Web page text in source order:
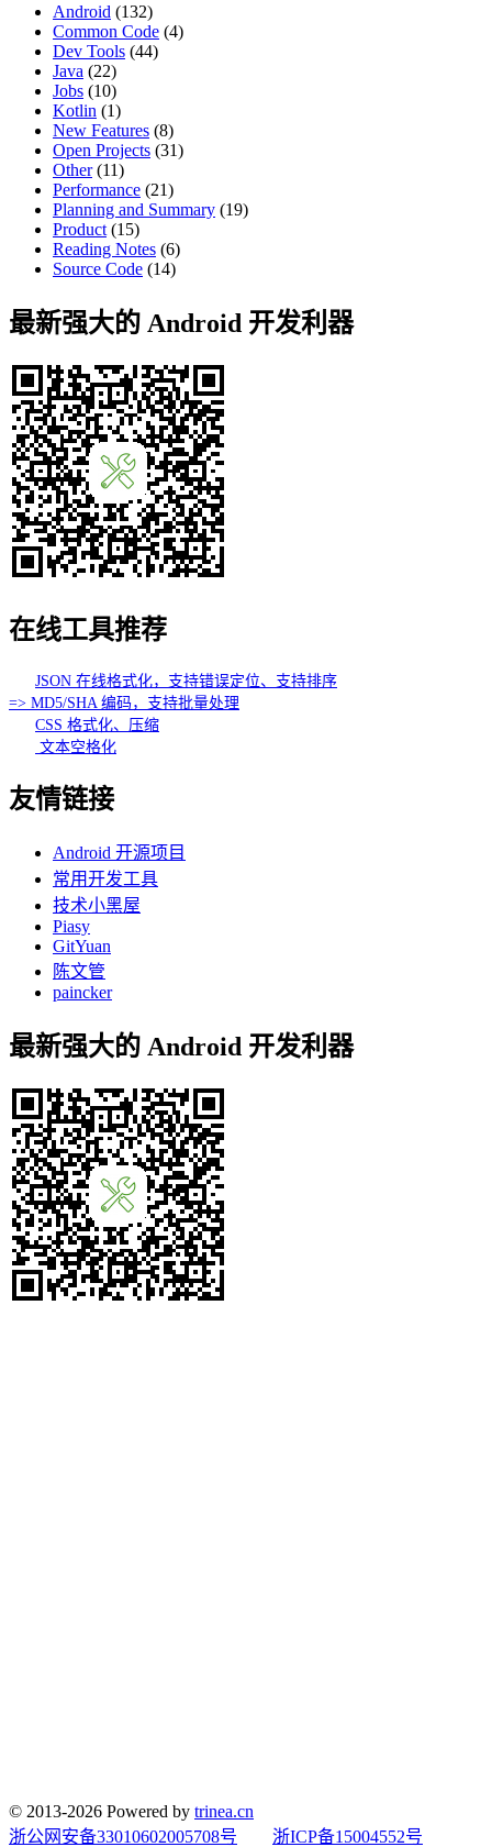
Android (132)
Common Code (4)
Dev Tools (44)
Java (22)
Jobs (10)
Kotlin (1)
New Features (8)
Open Projects (31)
Other(11)
Performance (21)
Planning and Summary (19)
Product (15)
Reading Notes (6)
Source Code (14)
最新强大的 Android 开发利器
在线工具推荐
JSON 在线格式化，支持错误定位、支持排序
=> MD5/SHA 编码，支持批量处理
CSS 格式化、压缩
文本空格化
友情链接
Android 开源项目
常用开发工具
技术小黑屋
Piasy
GitYuan
陈文管
paincker
最新强大的 Android 开发利器
© 2013-2026 Powered by trinea.cn
浙公网安备33010602005708号
浙ICP备15004552号